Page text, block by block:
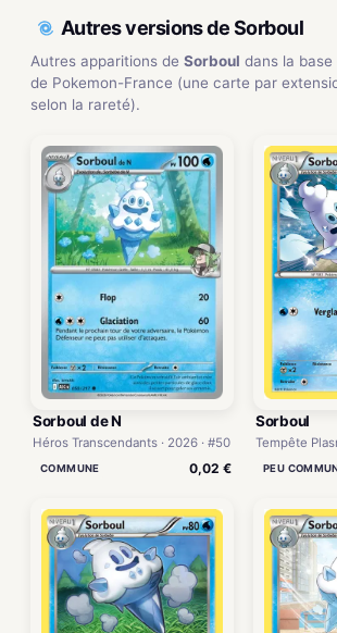
Autres versions de Sorboul
Autres apparitions de Sorboul dans la base
de Pokemon-France (une carte par
selon la rareté).
Sorboul de N
Héros Transcendants · 2026 · #50
COMMUNE 0,02 €
Sorboul
Tempête
PEU